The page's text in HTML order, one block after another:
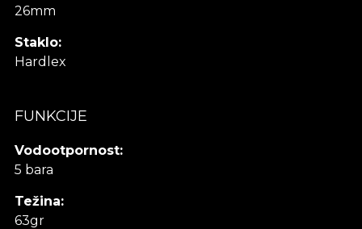
26mm
Staklo:
Hardlex
FUNKCIJE
Vodootpornost:
5 bara
Težina:
63gr